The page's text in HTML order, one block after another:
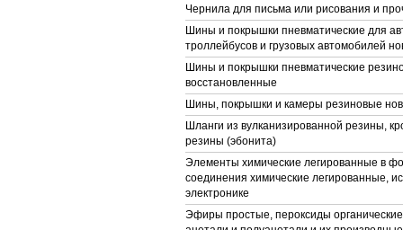
Чернила для письма или рисования и
Шины и покрышки пневматические для
троллейбусов и грузовых автомобилей
Шины и покрышки пневматические
восстановленные
Шины, покрышки и камеры резиновые
Шланги из вулканизированной резины,
резины (эбонита)
Элементы химические легированные в
соединения химические легированные,
электронике
Эфиры простые, пероксиды